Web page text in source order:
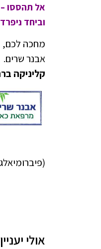
אל תהססו –
וביחד
מחכה לכם,
אבנר שרים.
קליניקה ברח דגן 14
אולי